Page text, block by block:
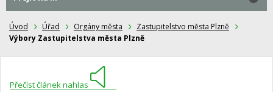
Úvod Úřad Orgány města
Zastupitelstvo města Plzně
Výbory Zastupitelstva města Plzně
Přečíst článek nahlas